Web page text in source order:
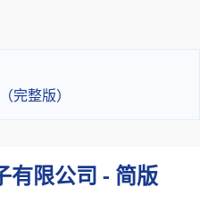
完整版）
有限公司 - 简版